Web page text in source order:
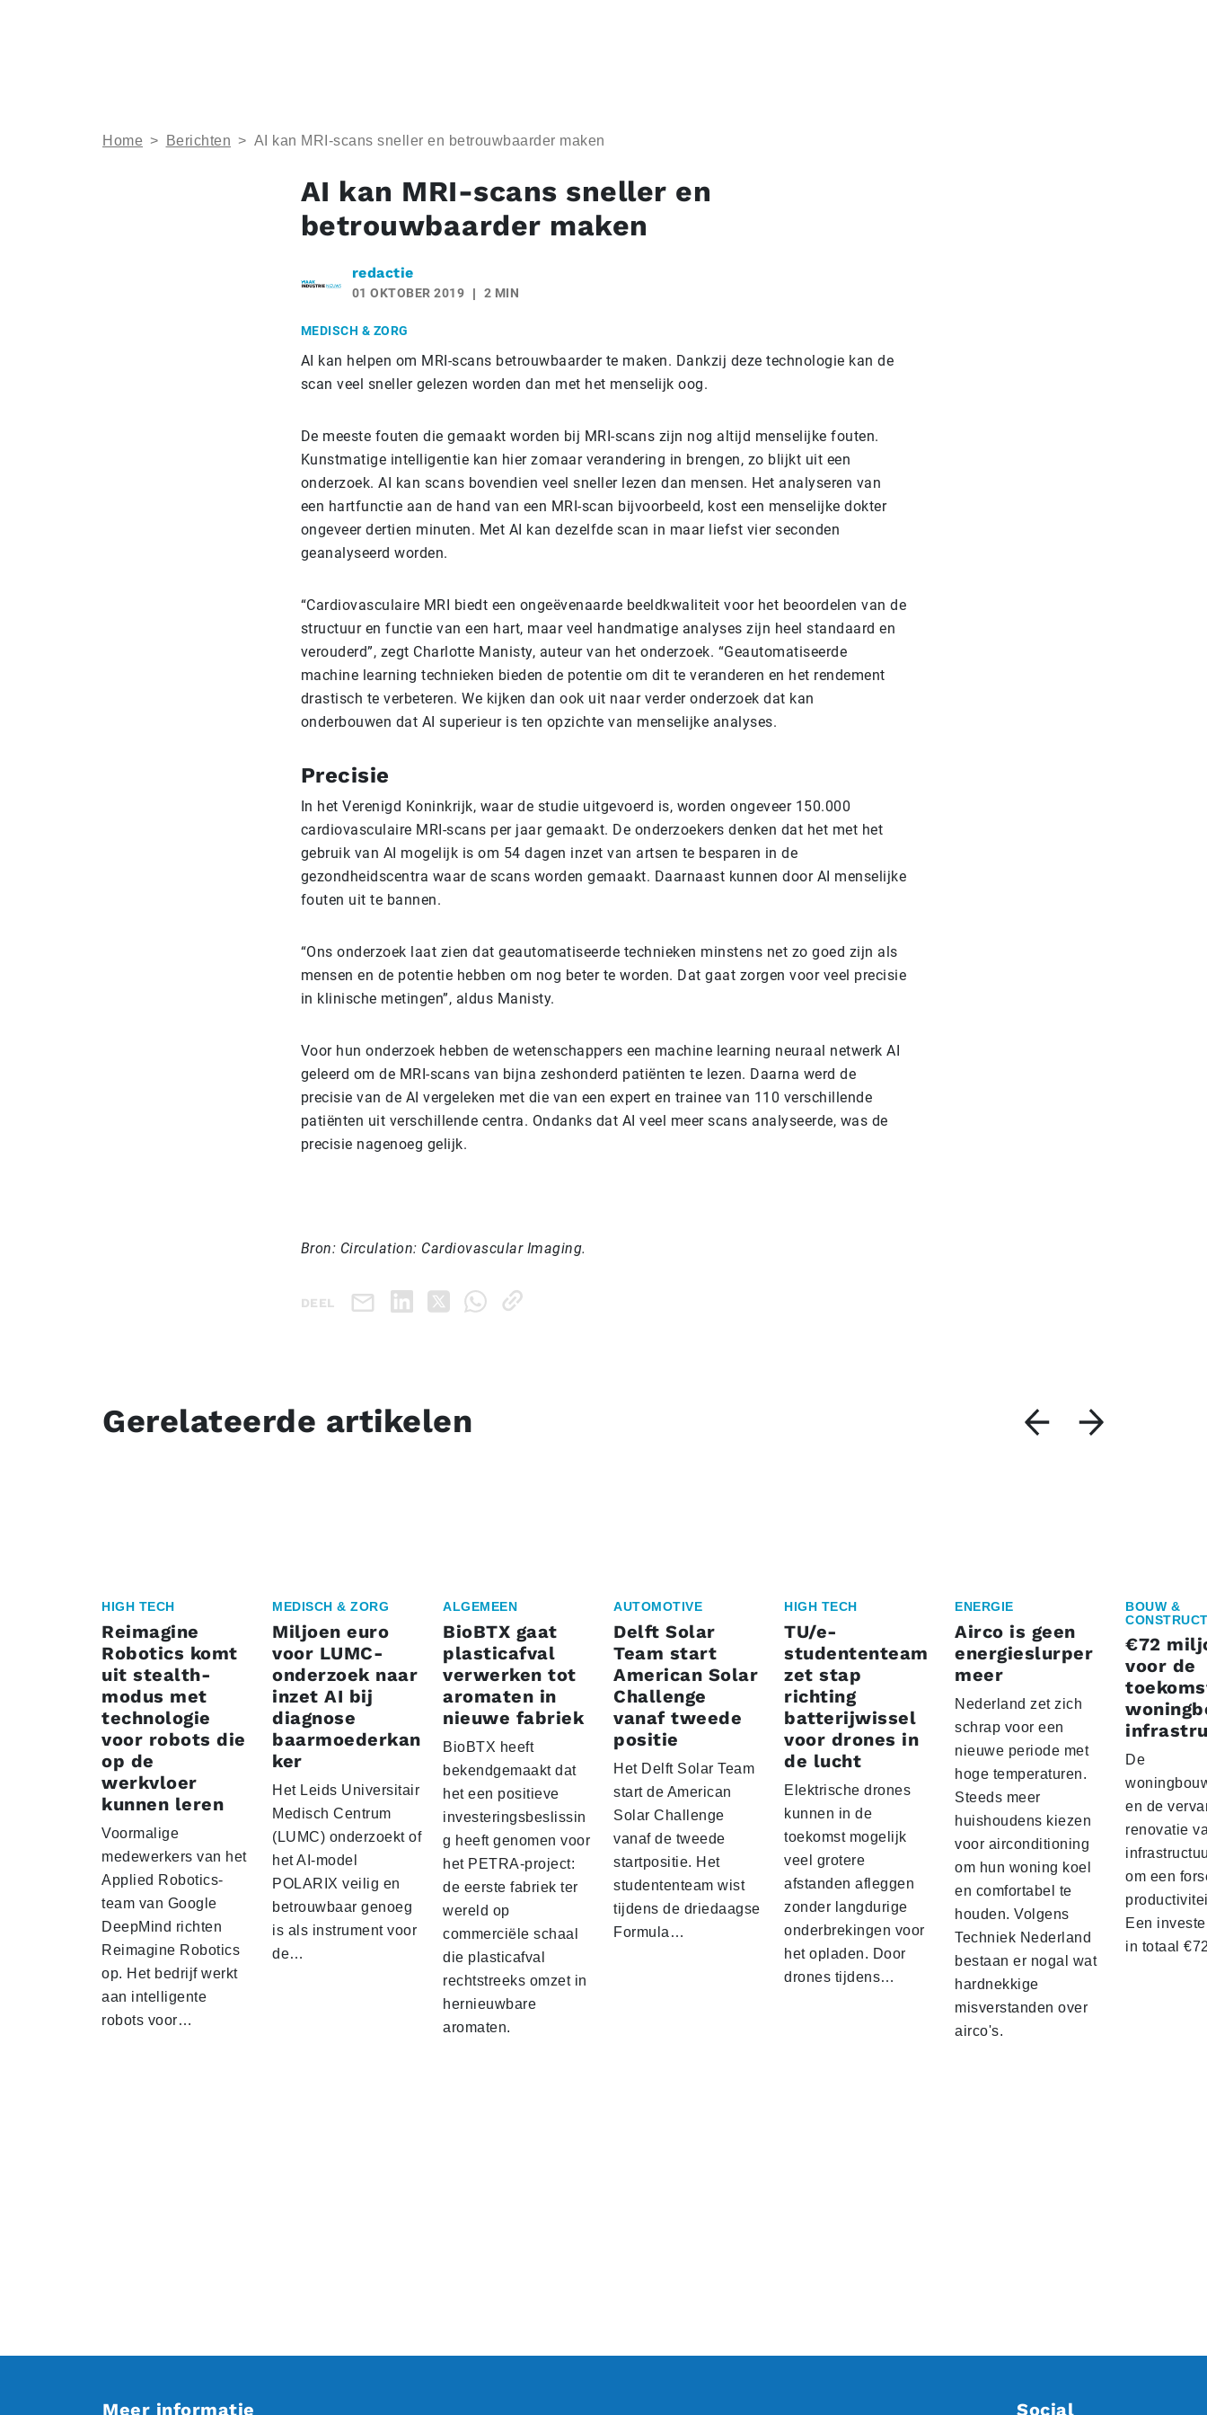
Home > Berichten > AI kan MRI-scans sneller en betrouwbaarder maken
AI kan MRI-scans sneller en
betrouwbaarder maken
redactie
01 OKTOBER 2019 2 MIN
MEDISCH & ZORG
AI kan helpen om MRI-scans betrouwbaarder te maken. Dankzij deze technologie kan de
scan veel sneller gelezen worden dan met het menselijk oog.
De meeste fouten die gemaakt worden bij MRI-scans zijn nog altijd menselijke fouten.
Kunstmatige intelligentie kan hier zomaar verandering in brengen, zo blijkt uit een
onderzoek. AI kan scans bovendien veel sneller lezen dan mensen. Het analyseren van
een hartfunctie aan de hand van een MRI-scan bijvoorbeeld, kost een menselijke dokter
ongeveer dertien minuten. Met AI kan dezelfde scan in maar liefst vier seconden
geanalyseerd worden.
“Cardiovasculaire MRI biedt een ongeëvenaarde beeldkwaliteit voor het beoordelen van de
structuur en functie van een hart, maar veel handmatige analyses zijn heel standaard en
verouderd”, zegt Charlotte Manisty, auteur van het onderzoek. “Geautomatiseerde
machine learning technieken bieden de potentie om dit te veranderen en het rendement
drastisch te verbeteren. We kijken dan ook uit naar verder onderzoek dat kan
onderbouwen dat AI superieur is ten opzichte van menselijke analyses.
Precisie
In het Verenigd Koninkrijk, waar de studie uitgevoerd is, worden ongeveer 150.000
cardiovasculaire MRI-scans per jaar gemaakt. De onderzoekers denken dat het met het
gebruik van AI mogelijk is om 54 dagen inzet van artsen te besparen in de
gezondheidscentra waar de scans worden gemaakt. Daarnaast kunnen door AI menselijke
fouten uit te bannen.
“Ons onderzoek laat zien dat geautomatiseerde technieken minstens net zo goed zijn als
mensen en de potentie hebben om nog beter te worden. Dat gaat zorgen voor veel precisie
in klinische metingen”, aldus Manisty.
Voor hun onderzoek hebben de wetenschappers een machine learning neuraal netwerk AI
geleerd om de MRI-scans van bijna zeshonderd patiënten te lezen. Daarna werd de
precisie van de AI vergeleken met die van een expert en trainee van 110 verschillende
patiënten uit verschillende centra. Ondanks dat AI veel meer scans analyseerde, was de
precisie nagenoeg gelijk.
Bron: Circulation: Cardiovascular Imaging.
DEEL
Gerelateerde artikelen
HIGH TECH
Reimagine
Robotics komt
uit stealth-
modus met
technologie
voor robots die
op de
werkvloer
kunnen leren
Voormalige
medewerkers van het
Applied Robotics-
team van Google
DeepMind richten
Reimagine Robotics
op. Het bedrijf werkt
aan intelligente
robots voor…
MEDISCH & ZORG
Miljoen euro
voor LUMC-
onderzoek naar
inzet AI bij
diagnose
baarmoederkan
ker
Het Leids Universitair
Medisch Centrum
(LUMC) onderzoekt of
het AI-model
POLARIX veilig en
betrouwbaar genoeg
is als instrument voor
de…
ALGEMEEN
BioBTX gaat
plasticafval
verwerken tot
aromaten in
nieuwe fabriek
BioBTX heeft
bekendgemaakt dat
het een positieve
investeringsbeslissin
g heeft genomen voor
het PETRA-project:
de eerste fabriek ter
wereld op
commerciële schaal
die plasticafval
rechtstreeks omzet in
hernieuwbare
aromaten.
AUTOMOTIVE
Delft Solar
Team start
American Solar
Challenge
vanaf tweede
positie
Het Delft Solar Team
start de American
Solar Challenge
vanaf de tweede
startpositie. Het
studententeam wist
tijdens de driedaagse
Formula…
HIGH TECH
TU/e-
studententeam
zet stap
richting
batterijwissel
voor drones in
de lucht
Elektrische drones
kunnen in de
toekomst mogelijk
veel grotere
afstanden afleggen
zonder langdurige
onderbrekingen voor
het opladen. Door
drones tijdens…
ENERGIE
Airco is geen
energieslurper
meer
Nederland zet zich
schrap voor een
nieuwe periode met
hoge temperaturen.
Steeds meer
huishoudens kiezen
voor airconditioning
om hun woning koel
en comfortabel te
houden. Volgens
Techniek Nederland
bestaan er nogal wat
hardnekkige
misverstanden over
airco's.
BOUW &
€72
voor de
De
en de
renovatie
om een
Een
in totaal
Meer informatie Social